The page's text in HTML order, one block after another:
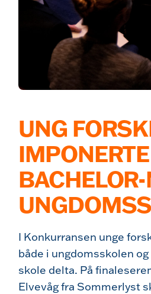
UNG
I Konkurransen unge
både i ungdomsskolen
skole delta. På
Elvevåg fra Sommerlyst